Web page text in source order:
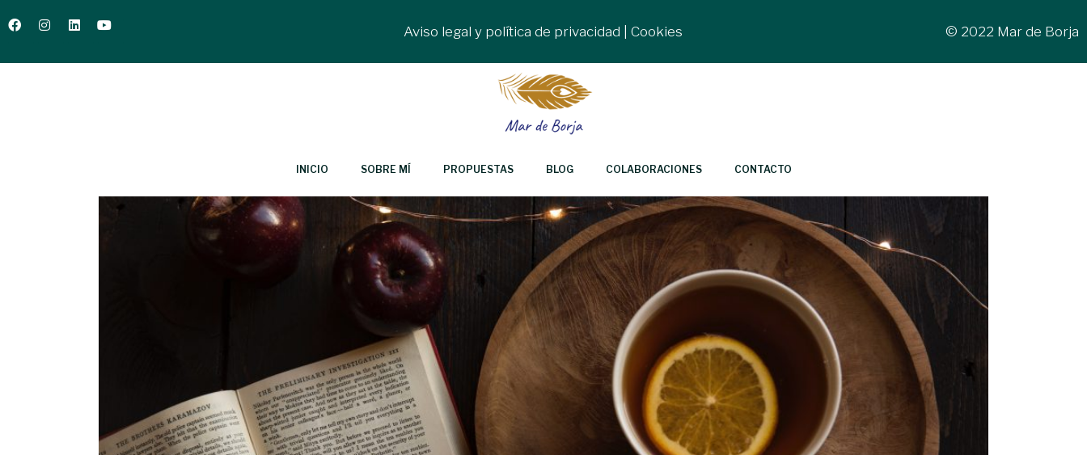
Aviso legal y política de privacidad |Cookies © 2022 Mar de Borja
INICIO SOBRE MÍ PROPUESTAS BLOG COLABORACIONES CONTACTO